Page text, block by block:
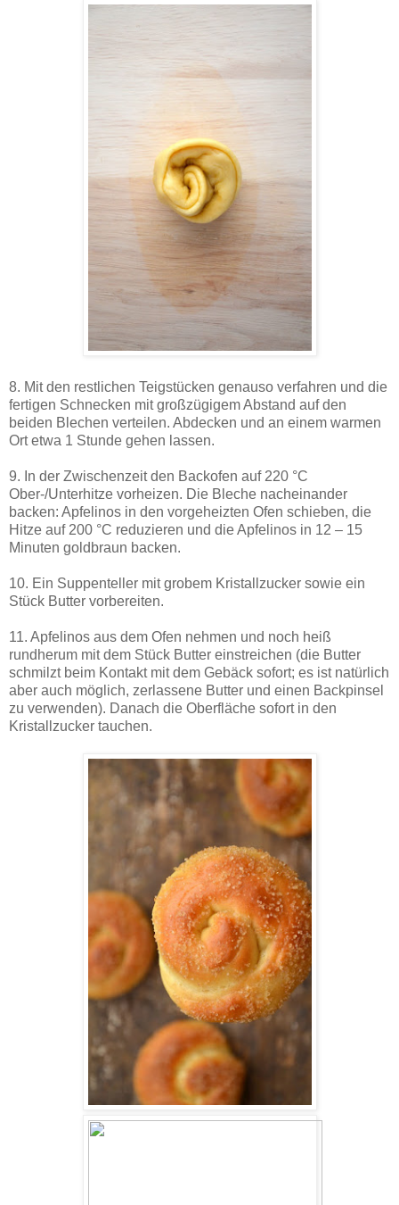
8. Mit den restlichen Teigstücken genauso verfahren und die
fertigen Schnecken mit großzügigem Abstand auf den
beiden Blechen verteilen. Abdecken und an einem warmen
Ort etwa 1 Stunde gehen lassen.
9. In der Zwischenzeit den Backofen auf 220 °C
Ober-/Unterhitze vorheizen. Die Bleche nacheinander
backen: Apfelinos in den vorgeheizten Ofen schieben, die
Hitze auf 200 °C reduzieren und die Apfelinos in 12 – 15
Minuten goldbraun backen.
10. Ein Suppenteller mit grobem Kristallzucker sowie ein
Stück Butter vorbereiten.
11. Apfelinos aus dem Ofen nehmen und noch heiß
rundherum mit dem Stück Butter einstreichen (die Butter
schmilzt beim Kontakt mit dem Gebäck sofort; es ist natürlich
aber auch möglich, zerlassene Butter und einen Backpinsel
zu verwenden). Danach die Oberfläche sofort in den
Kristallzucker tauchen.